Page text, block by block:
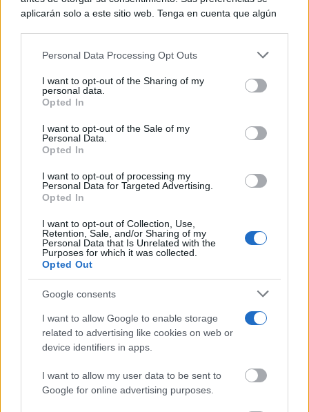
aplicarán solo a este sitio web. Tenga en cuenta que algún
rechazar tal procesamiento. Puede cambiar sus preferencias
a este sitio y haciendo clic en el botón "Privacidad" en la
parte inferior de la página web.
Please note that this website/app uses one or more Google
services and may gather and store information including but
not limited to your visit or usage behaviour. You may click to
use your data for below specified purposes in below Google
consent section.
Personal Data Processing Opt Outs
I want to opt-out of the Sharing of my
personal data.
Opted In
I want to opt-out of the Sale of my
Personal Data.
Opted In
I want to opt-out of processing my
Personal Data for Targeted Advertising.
Opted In
I want to opt-out of Collection, Use,
Retention, Sale, and/or Sharing of my
Personal Data that Is Unrelated with the
Purposes for which it was collected.
Opted Out
Google consents
I want to allow Google to enable storage
related to advertising like cookies on web or
device identifiers in apps.
I want to allow my user data to be sent to
Google for online advertising purposes.
en particular que son los principales aliados del
Gobierno regional y ha agradecido “su trabajo y
colaboración estrecha con este Gobierno regional que
han sido claves para conseguir los logros que hemos
alcanzado en Castilla-La Mancha con las políticas
públicas de vivienda”.
TE RECOMENDAMOS
Corepunk MMORPG